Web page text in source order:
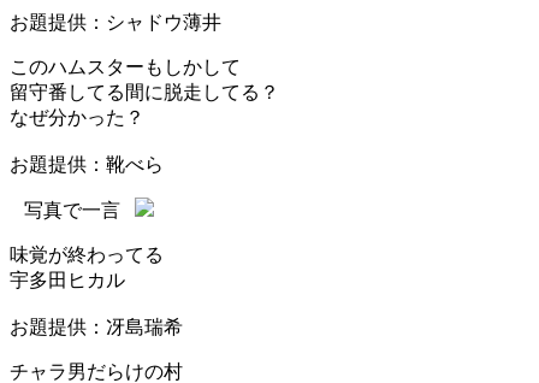
お題提供：シャドウ薄井
このハムスターもしかして
留守番してる間に脱走してる？
なぜ分かった？
お題提供：靴べら
写真で一言
味覚が終わってる
宇多田ヒカル
お題提供：冴島瑞希
チャラ男だらけの村